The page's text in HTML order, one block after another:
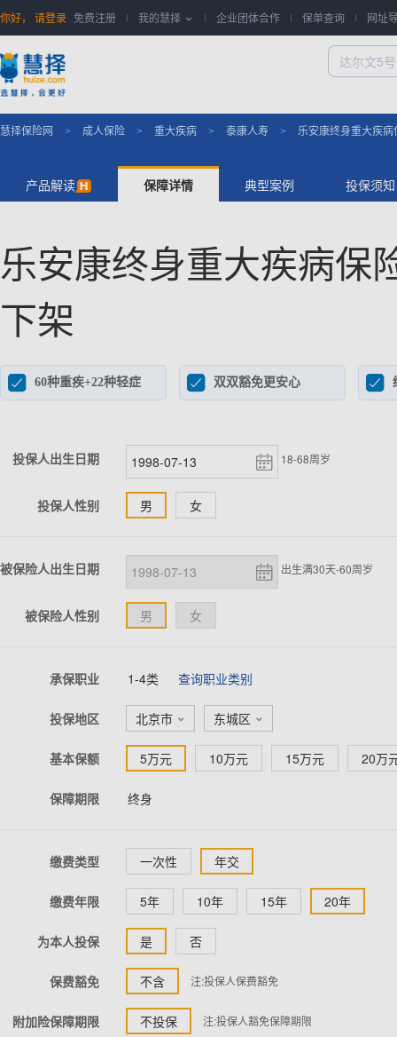
你好， 请登录 免费注册 我的慧择  企业团体合作 保单查询 网址
慧择保险网 > 成人保险 > 重大疾病 > 泰康人寿 > 乐安康终身重大疾
产品解读 保障详情 典型案例 投保须知
乐安康终身重大疾病
下架
 60种重疾+22种轻症  双双豁免更安心 
投保人出生日期 18-68周岁
投保人性别 男 女
被保险人出生日期 出生满30天-60周岁
被保险人性别 男 女
承保职业 1-4类 查询职业类别
投保地区 北京市  东城区 
基本保额 5万元 10万元 15万元 20万
保障期限 终身
缴费类型 一次性 年交
缴费年限 5年 10年 15年 20年
为本人投保 是 否
保费豁免 不含 注:投保人保费豁免
附加险保障期限 不投保 注:投保人豁免保障期限